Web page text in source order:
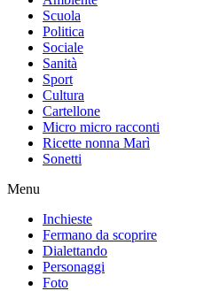
Scuola
Politica
Sociale
Sanità
Sport
Cultura
Cartellone
Micro micro racconti
Ricette nonna Marì
Sonetti
Menu
Inchieste
Fermano da scoprire
Dialettando
Personaggi
Foto